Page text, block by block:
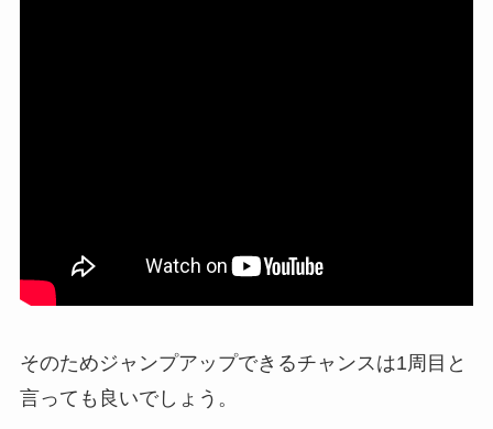
そのためジャンプアップできるチャンスは1周目と
言っても良いでしょう。